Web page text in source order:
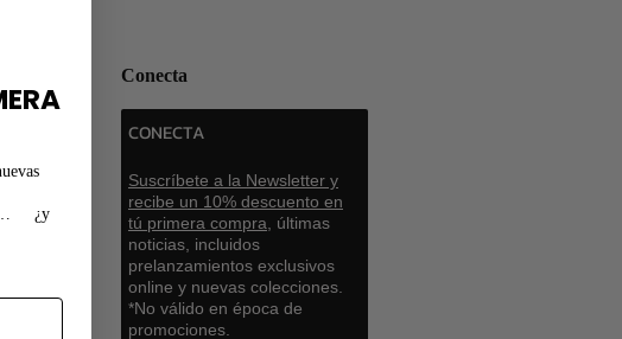
Conecta
CONECTA
Suscríbete a la Newsletter y
recibe un 10% descuento en
tú primera compra,
últimas
noticias, incluidos
prelanzamientos exclusivos
online y nuevas colecciones.
*No válido en época de
promociones.
%… ¿y